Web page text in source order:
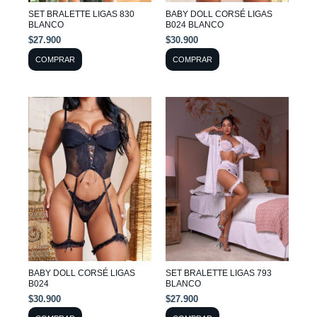
SET BRALETTE LIGAS 830
BLANCO
$27.900
COMPRAR
elegir
en
la
de
producto
BABY DOLL CORSÉ LIGAS
B024 BLANCO
$30.900
COMPRAR
elegir
en
la
de
producto
BABY DOLL CORSÉ LIGAS
B024
$30.900
producto
tiene
múltiples
variantes.
Las
opciones
se
pueden
elegir
en
SET BRALETTE LIGAS 793
BLANCO
$27.900
Este
tiene
múltiples
variantes.
Las
opciones
se
elegir
en